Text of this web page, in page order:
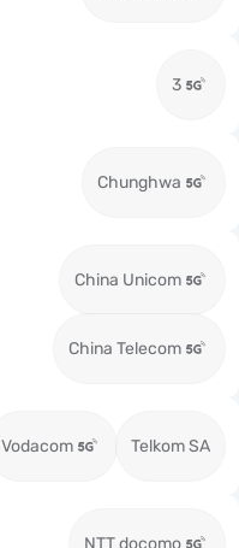
3
Chunghwa
China Unicom
China Telecom
Vodacom Telkom SA
NTT docomo